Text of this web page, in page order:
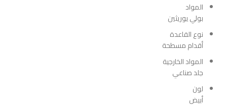
المواد
بولي يوريثين
نوع القاعدة
أقدام مسطحة
المواد الخارجية
جلد صناعي
لون
أبيض